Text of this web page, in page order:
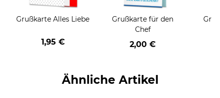
Grußkarte Alles Liebe
1,95 €
Grußkarte für den
Chef
2,00 €
Ähnliche Artikel